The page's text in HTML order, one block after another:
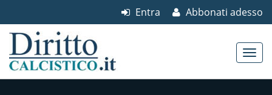
Abbonati adesso
Entra